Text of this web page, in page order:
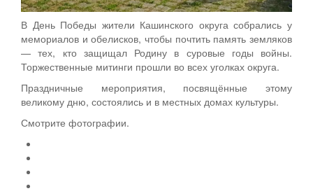
В День Победы жители Кашинского округа собрались у
мемориалов и обелисков, чтобы почтить память земляков
— тех, кто защищал Родину в суровые годы войны.
Торжественные митинги прошли во всех уголках округа.
Праздничные мероприятия, посвящённые этому
великому дню, состоялись и в местных домах культуры.
Смотрите фотографии.